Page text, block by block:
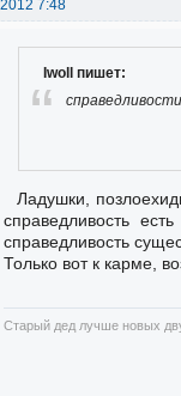
7:48
Iwoll пишет:
Ладушки,
справедливость
справедливость
Только вот к карме,
Старый дед лучше новых